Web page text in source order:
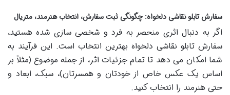
سفارش تابلو نقاشی دلخواه: چگونگی ثبت سفارش، انتخاب هنرمند، متریال
اگر به دنبال اثری منحصر به فرد و شخصی سازی شده هستید،
سفارش تابلو نقاشی دلخواه بهترین انتخاب است. این فرآیند به
شما امکان می دهد تا تمام جزئیات اثر، از جمله موضوع (مثلاً بر
اساس یک عکس خاص از خودتان و همسرتان)، سبک، ابعاد و
حتی هنرمند را انتخاب کنید.